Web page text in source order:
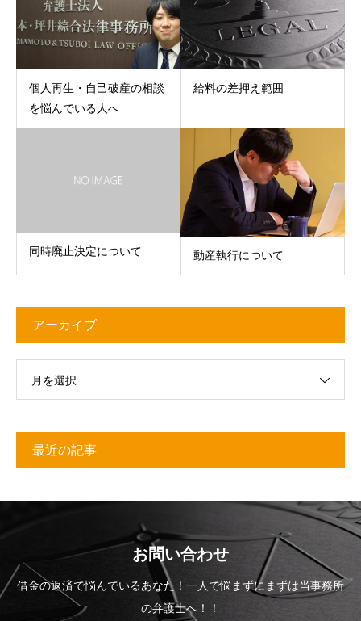
個人再生・自己破産の相談
を悩んでいる人へ
給料の差押え範囲
同時廃止決定について 動産執行について
アーカイブ
月を選択
最近の記事
お問い合わせ
借金の返済で悩んでいるあなた！一人で悩まずにまずは当事務所
の弁護士へ！！